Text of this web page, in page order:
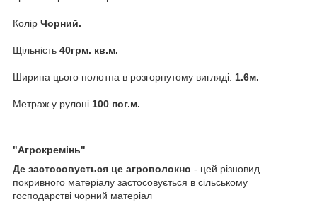
Колір Чорний.
Щільність 40грм. кв.м.
Ширина цього полотна в розгорнутому вигляді: 1.6м.
Метраж у рулоні 100 пог.м.
"Агрокремінь"
Де застосовується це агроволокно - цей різновид
покривного матеріалу застосовується в сільському
господарстві чорний матеріал